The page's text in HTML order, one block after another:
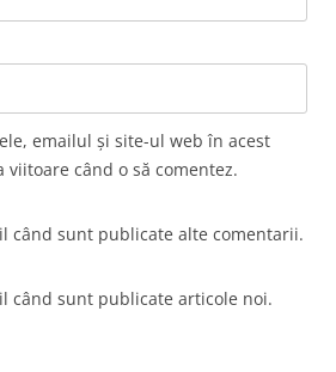
emailul și site-ul web în acest
când o să comentez.
când sunt publicate alte comentarii.
când sunt publicate articole noi.